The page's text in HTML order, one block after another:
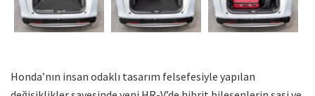
Honda’nın insan odaklı tasarım felsefesiyle yapılan